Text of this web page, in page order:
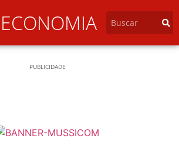
ECONOMIA
PUBLICIDADE